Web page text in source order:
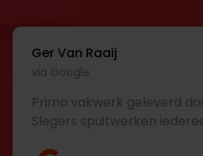
Ger Van Raaij
via Google
Prima vakwerk geleverd
Slegers spuitwerken